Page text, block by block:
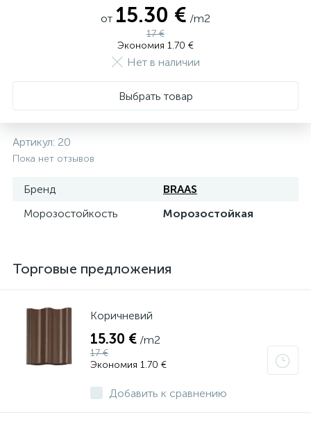
от 15.30 € /m2
17 €
Экономия 1.70 €
Нет в наличии
Выбрать товар
Артикул: 20
Пока нет отзывов
Бренд
BRAAS
Морозостойкость
Морозостойкая
Торговые предложения
Добавить к сравнению
Коричневий
15.30 € /m2
17 €
Экономия 1.70 €